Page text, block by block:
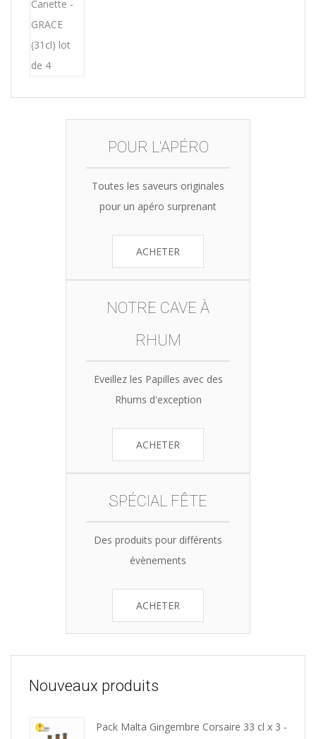
POUR L'APÉRO
Toutes les saveurs originales
pour un apéro surprenant
ACHETER
NOTRE CAVE À
RHUM
Eveillez les Papilles avec des
Rhums d'exception
ACHETER
SPÉCIAL FÊTE
Des produits pour différents
évènements
ACHETER
Nouveaux produits
Pack Malta Gingembre Corsaire 33 cl x 3 -